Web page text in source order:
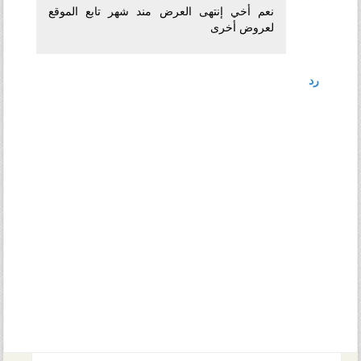
نعم أخي إنتهى العرض مند شهر تابع الموقع
لعروض أخرى
رد